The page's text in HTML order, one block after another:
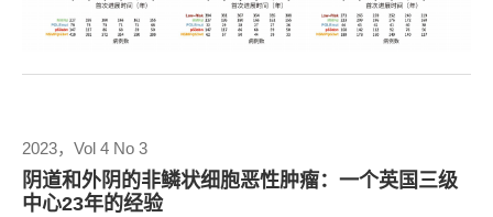
2023，Vol 4 No 3
阴道和外阴的非鳞状细胞恶性肿瘤：一个英国三级
中心23年的经验